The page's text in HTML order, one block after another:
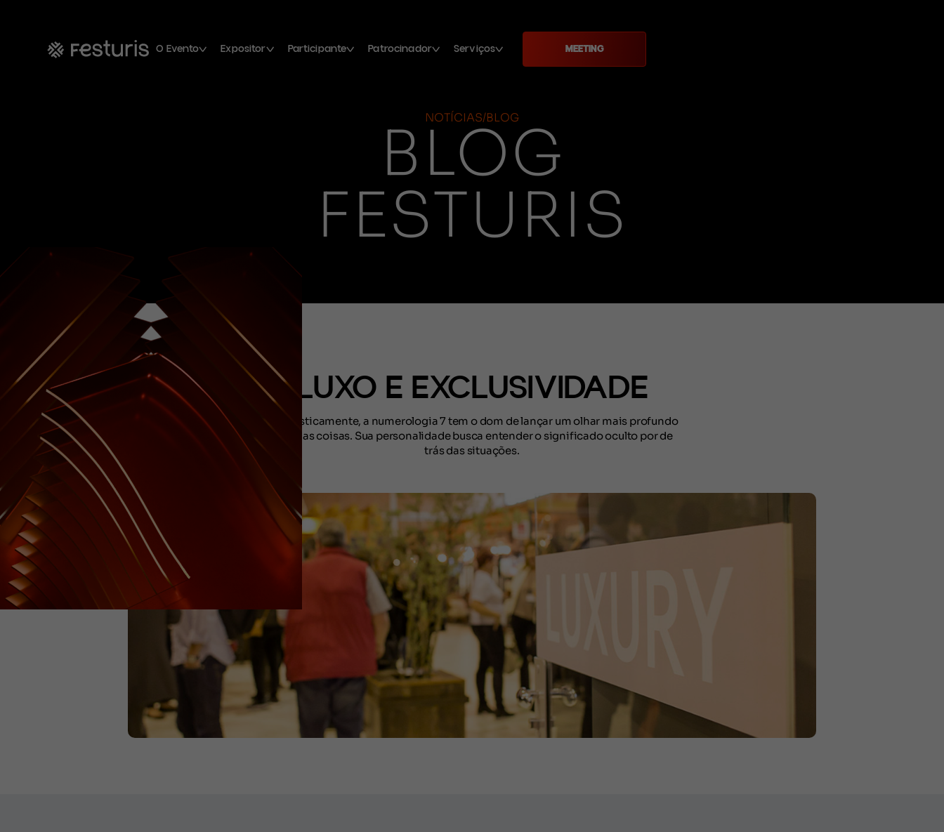
O Evento Expositor Participante Patrocinador Serviços MEETING
NOTÍCIAS/BLOG
BLOG
FESTURIS
LUXO E EXCLUSIVIDADE
Cabalisticamente, a numerologia 7 tem o dom de lançar um olhar mais profundo
sobre as coisas. Sua personalidade busca entender o significado oculto por de
trás das situações.